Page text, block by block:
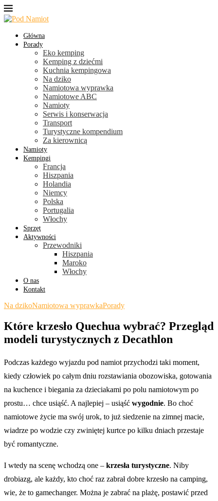
Główna
Porady
Eko kemping
Kemping z dziećmi
Kuchnia kempingowa
Na dziko
Namiotowa wyprawka
Namiotowe ABC
Namioty
Serwis i konserwacja
Transport
Turystyczne kompendium
Za kierownicą
Namioty
Kempingi
Francja
Hiszpania
Holandia
Niemcy
Polska
Portugalia
Włochy
Sprzęt
Aktywności
Przewodniki
Hiszpania
Maroko
Włochy
O nas
Kontakt
Na dzikoNamiotowa wyprawkaPorady
Które krzesło Quechua wybrać? Przegląd
modeli turystycznych z Decathlon
Podczas każdego wyjazdu pod namiot przychodzi taki moment,
kiedy człowiek po całym dniu rozstawiania obozowiska, gotowania
na kuchence i biegania za dzieciakami po polu namiotowym po
prostu… chce usiąść. A najlepiej – usiąść wygodnie. Bo choć
namiotowe życie ma swój urok, to już siedzenie na zimnej macie,
wiadrze po wodzie czy zwiniętej kurtce po kilku dniach przestaje
być romantyczne.
I wtedy na scenę wchodzą one – krzesła turystyczne. Niby
drobiazg, ale każdy, kto choć raz zabrał dobre krzesło na camping,
wie, że to gamechanger. Można je zabrać na plażę, postawić przed